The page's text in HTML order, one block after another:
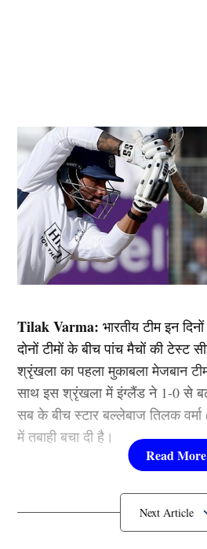
Tilak Varma: भारतीय टीम इन
दोनों टीमों के बीच पांच मैचों की टेस्ट
श्रृंखला का पहला मुकाबला मेजबान
साथ इस श्रृंखला में इंग्लैंड ने 1-0 से
सब के बीच स्टार बल्लेबाज तिलक
में तबाही बचा दी है।
हैं। तो आइए आपको बताते है तिलक की